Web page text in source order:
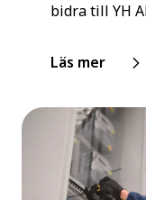
bidra till YH
Läs mer